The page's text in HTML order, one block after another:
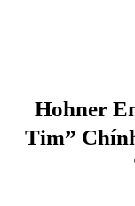
Hohner
Tim”